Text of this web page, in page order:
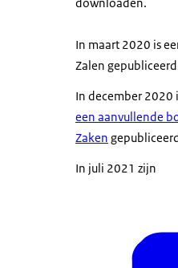
In maart 2020 is
Zalen
In december 2020
een aanvullende
Zaken
In juli 2021 zijn